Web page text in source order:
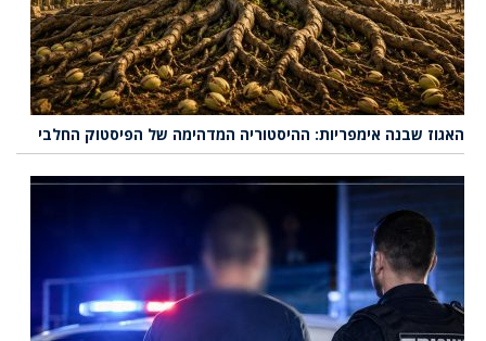
האגוז שבנה אימפריות: ההיסטוריה המדהימה של הפיסטוק החלבי